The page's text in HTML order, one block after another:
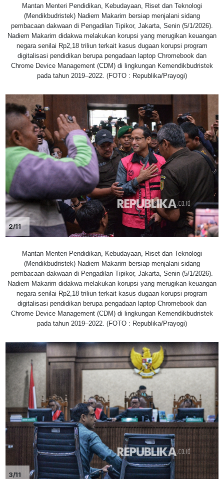
Mantan Menteri Pendidikan, Kebudayaan, Riset dan Teknologi
(Mendikbudristek) Nadiem Makarim bersiap menjalani sidang
pembacaan dakwaan di Pengadilan Tipikor, Jakarta, Senin (5/1/2026).
Nadiem Makarim didakwa melakukan korupsi yang merugikan keuangan
negara senilai Rp2,18 triliun terkait kasus dugaan korupsi program
digitalisasi pendidikan berupa pengadaan laptop Chromebook dan
Chrome Device Management (CDM) di lingkungan Kemendikbudristek
pada tahun 2019–2022. (FOTO : Republika/Prayogi)
2/11
Mantan Menteri Pendidikan, Kebudayaan, Riset dan Teknologi
(Mendikbudristek) Nadiem Makarim bersiap menjalani sidang
pembacaan dakwaan di Pengadilan Tipikor, Jakarta, Senin (5/1/2026).
Nadiem Makarim didakwa melakukan korupsi yang merugikan keuangan
negara senilai Rp2,18 triliun terkait kasus dugaan korupsi program
digitalisasi pendidikan berupa pengadaan laptop Chromebook dan
Chrome Device Management (CDM) di lingkungan Kemendikbudristek
pada tahun 2019–2022. (FOTO : Republika/Prayogi)
3/11